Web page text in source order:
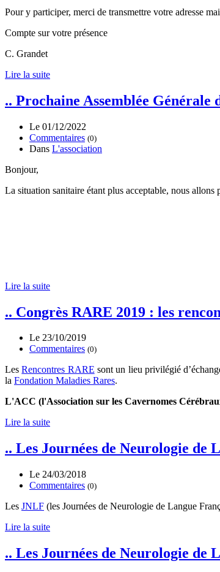
Pour y participer, merci de transmettre votre adresse
Compte sur votre présence
C. Grandet
Lire la suite
.. Prochaine Assemblée
Le 01/12/2022
Commentaires (0)
Dans L'association
Bonjour,
La situation sanitaire étant plus acceptable, nous
Lire la suite
.. Congrès RARE 2019 : les
Le 23/10/2019
Commentaires (0)
​LesRencontres RARE sont un lieu privilégié
la Fondation Maladies Rares.
L'ACC (l'Association sur les Cavernomes
Lire la suite
.. Les Journées de Neurologie de
Le 24/03/2018
Commentaires (0)
Les JNLF (les Journées de Neurologie de Langue
Lire la suite
.. Les Journées de Neurologie de